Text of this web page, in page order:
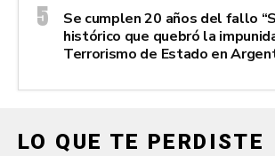
Se cumplen 20 años del fallo
histórico que quebró la
Terrorismo de Estado en
LO QUE TE PERDISTE